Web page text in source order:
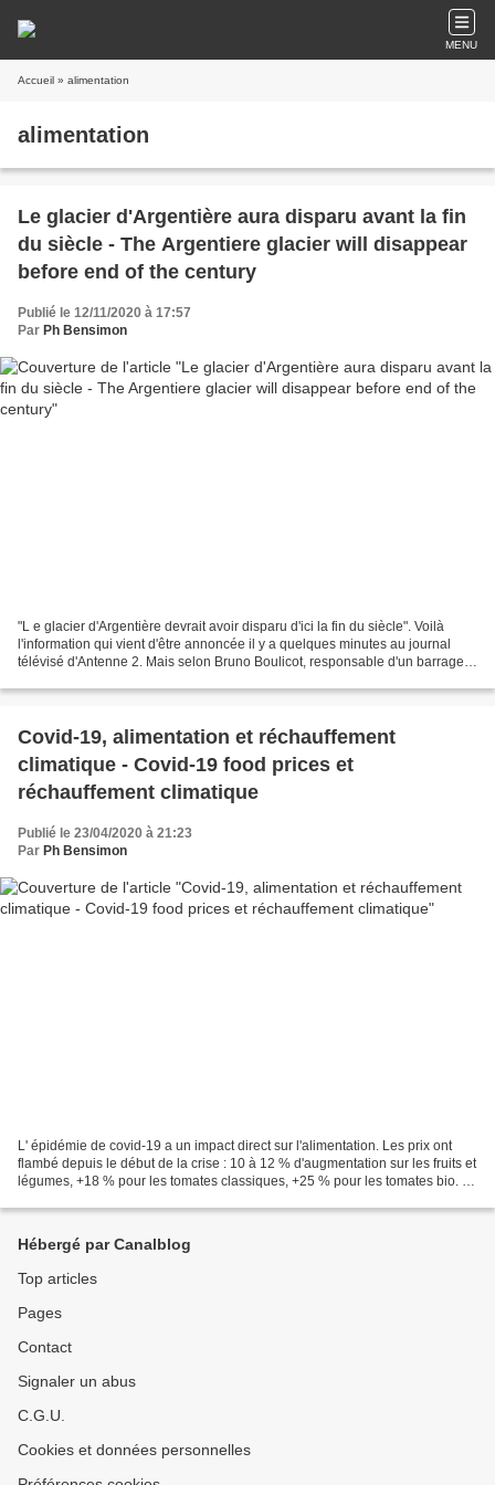
MENU
Accueil » alimentation
alimentation
Le glacier d'Argentière aura disparu avant la fin
du siècle - The Argentiere glacier will disappear
before end of the century
Publié le 12/11/2020 à 17:57
Par Ph Bensimon
"L e glacier d'Argentière devrait avoir disparu d'ici la fin du siècle". Voilà
l'information qui vient d'être annoncée il y a quelques minutes au journal
télévisé d'Antenne 2. Mais selon Bruno Boulicot, responsable d'un barrage
Covid-19, alimentation et réchauffement
climatique - Covid-19 food prices et
réchauffement climatique
Publié le 23/04/2020 à 21:23
Par Ph Bensimon
L' épidémie de covid-19 a un impact direct sur l'alimentation. Les prix ont
flambé depuis le début de la crise : 10 à 12 % d'augmentation sur les fruits et
légumes, +18 % pour les tomates classiques, +25 % pour les tomates bio. La
Hébergé par Canalblog
Top articles
Pages
Contact
Signaler un abus
C.G.U.
Cookies et données personnelles